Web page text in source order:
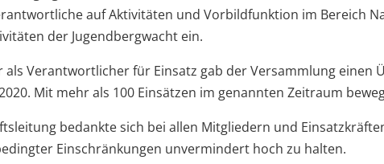
auf Aktivitäten und Vorbildfunktion im Bereich
der Jugendbergwacht ein.
als Verantwortlicher für Einsatz gab der Versammlung
Mit mehr als 100 Einsätzen im genannten Zeitraum
bedankte sich bei allen Mitgliedern und
Einschränkungen unvermindert hoch zu halten.